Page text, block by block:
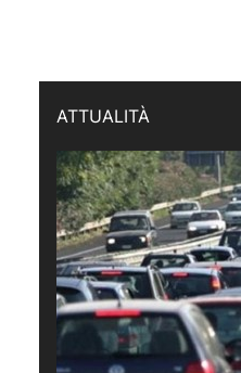
ATTUALITÀ